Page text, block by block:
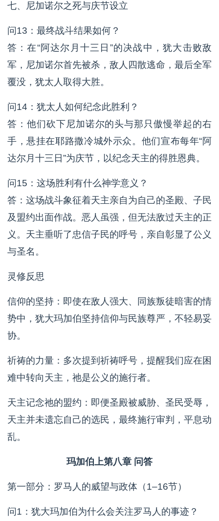
七、尼加诺尔之死与庆节设立
问13：最终战斗结果如何？
答：在“阿达尔月十三日”的决战中，犹大击败敌
军，尼加诺尔首先被杀，敌人四散逃命，最后全军
覆没，犹太人取得大胜。
问14：犹太人如何纪念此胜利？
答：他们砍下尼加诺尔的头与那只傲慢举起的右
手，悬挂在耶路撒冷城外示众。他们宣布每年“阿
达尔月十三日”为庆节，以纪念天主的得胜恩典。
问15：这场胜利有什么神学意义？
答：这场战斗象征着天主亲自为自己的圣殿、子民
及盟约出面作战。恶人虽强，但无法敌过天主的正
义。天主垂听了忠信子民的呼号，亲自彰显了公义
与圣名。
灵修反思
信仰的坚持：即使在敌人强大、同族叛徒暗害的情
势中，犹大玛加伯坚持信仰与民族尊严，不轻易妥
协。
祈祷的力量：多次提到祈祷呼号，提醒我们应在困
难中转向天主，祂是公义的施行者。
天主记念祂的盟约：即便圣殿被威胁、圣民受辱，
天主并未遗忘自己的选民，最终施行审判，平息动
乱。
玛加伯上第八章 问答
第一部分：罗马人的威望与政体（1–16节）
问1：犹大玛加伯为什么会关注罗马人的事迹？